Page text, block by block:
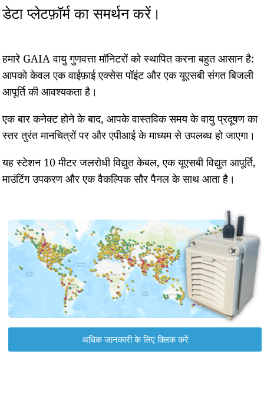
डेटा प्लेटफ़ॉर्म का समर्थन करें।
हमारे GAIA वायु गुणवत्ता मॉनिटरों को स्थापित करना बहुत आसान है:
आपको केवल एक वाईफ़ाई एक्सेस पॉइंट और एक यूएसबी संगत बिजली
आपूर्ति की आवश्यकता है।
एक बार कनेक्ट होने के बाद, आपके वास्तविक समय के वायु प्रदूषण का
स्तर तुरंत मानचित्रों पर और एपीआई के माध्यम से उपलब्ध हो जाएगा।
यह स्टेशन 10 मीटर जलरोधी विद्युत केबल, एक यूएसबी विद्युत आपूर्ति,
माउंटिंग उपकरण और एक वैकल्पिक सौर पैनल के साथ आता है।
अधिक जानकारी के लिए क्लिक करें